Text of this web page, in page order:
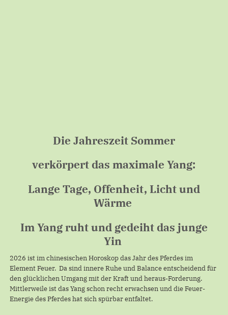
Die Jahreszeit Sommer
verkörpert das maximale Yang:
Lange Tage, Offenheit, Licht und
Wärme
Im Yang ruht und gedeiht das junge
Yin
2026 ist im chinesischen Horoskop das Jahr des Pferdes im
Element Feuer. Da sind innere Ruhe und Balance entscheidend für
den glücklichen Umgang mit der Kraft und heraus-Forderung.
Mittlerweile ist das Yang schon recht erwachsen und die Feuer-
Energie des Pferdes hat sich spürbar entfaltet.